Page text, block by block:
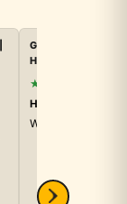
GG HASH CBN
HASH CBD
★
Hota_EmeEse
Weder super noch